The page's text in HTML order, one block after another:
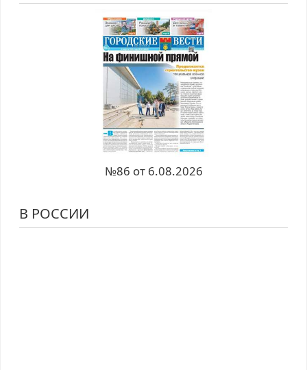
№86 от 6.08.2026
В РОССИИ